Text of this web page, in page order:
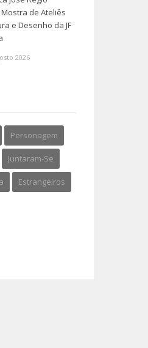
de Ateliês
e Desenho da JF
2026
Personagem
Juntaram-Se
Estrangeiros